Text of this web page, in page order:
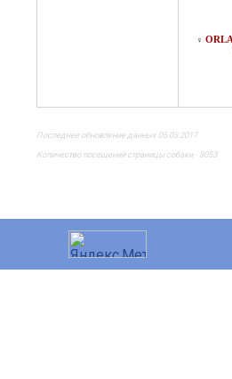
♀
Последнее обновление данных 05.03.2017
Количество посещений страницы собаки - 3053